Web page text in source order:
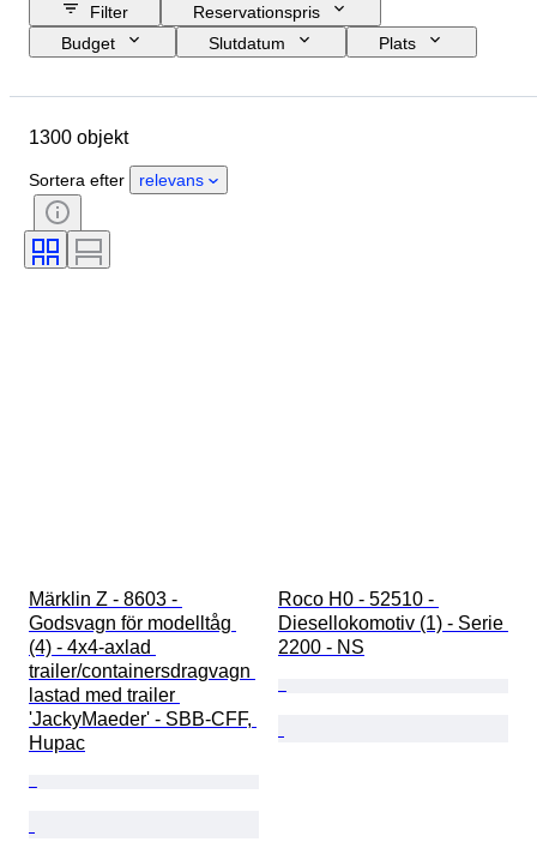
Filter
Reservationspris
Budget
Slutdatum
Plats
Skick
Stil
Skala
Kontroll
Strömtillförsel
Era
1300 objekt
Sortera efter relevans
Märklin Z - 8603 -
Godsvagn för modelltåg
(4) - 4x4-axlad
trailer/containersdragvagn
lastad med trailer
'JackyMaeder' - SBB-CFF,
Hupac
Roco H0 - 52510 -
Diesellokomotiv (1) - Serie
2200 - NS